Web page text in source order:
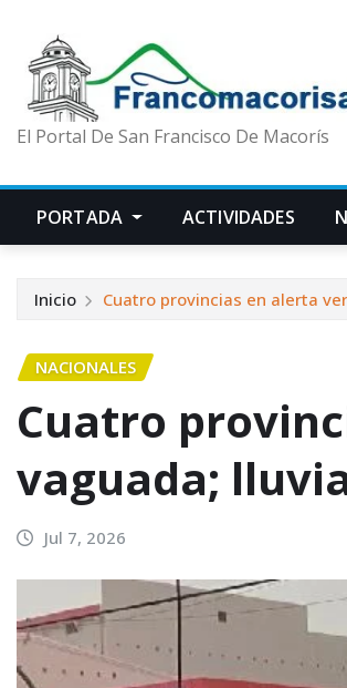
El Portal De San Francisco De Macorís
PORTADA ACTIVIDADES
Inicio Cuatro provincias en alerta
NACIONALES
Cuatro
vaguada;
Jul 7, 2026